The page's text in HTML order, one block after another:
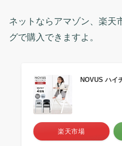
ネットならアマゾン、楽天
グで購入できますよ。
NOVUS ハイ
楽天市場